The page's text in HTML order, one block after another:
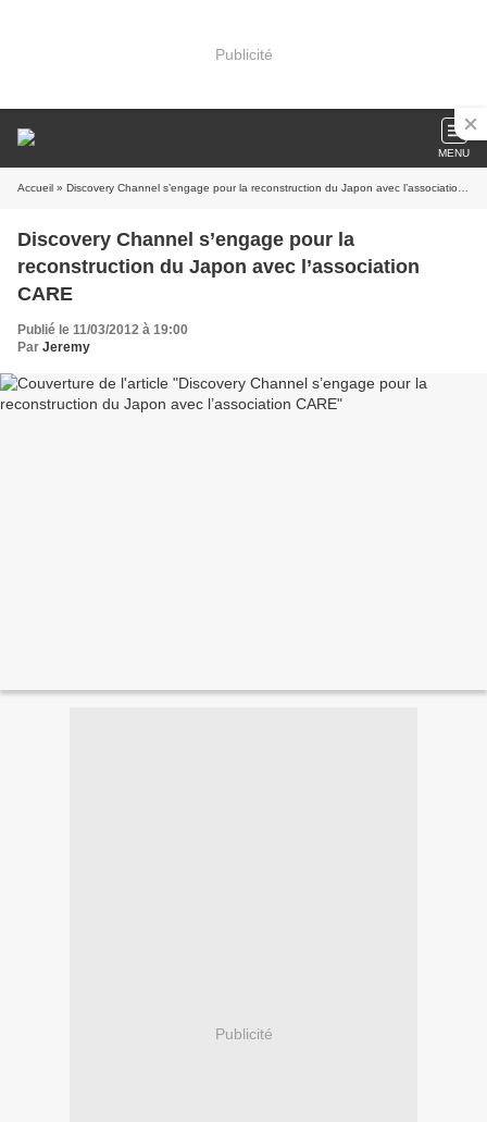
Publicité
MENU
Accueil » Discovery Channel s’engage pour la reconstruction du Japon avec l’association CARE
Discovery Channel s’engage pour la
reconstruction du Japon avec l’association
CARE
Publié le 11/03/2012 à 19:00
Par Jeremy
Publicité